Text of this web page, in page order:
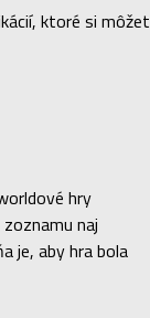
ktoré si
hry
naj
je, aby hra bola